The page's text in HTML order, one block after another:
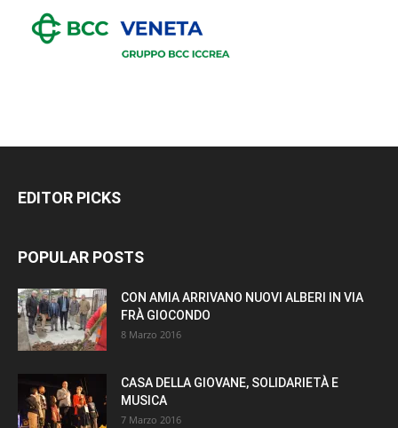
EDITOR PICKS
POPULAR POSTS
CON AMIA ARRIVANO NUOVI ALBERI IN VIA
FRÀ GIOCONDO
8 Marzo 2016
CASA DELLA GIOVANE, SOLIDARIETÀ E
MUSICA
7 Marzo 2016